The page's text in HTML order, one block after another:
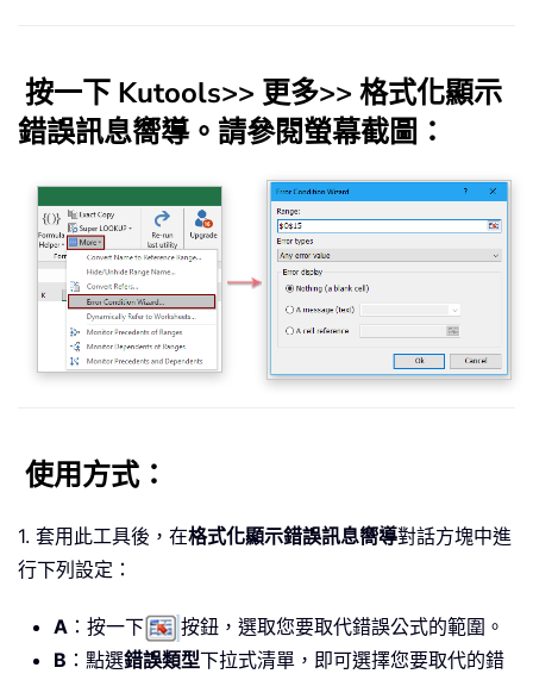
按一下 Kutools>> 更多>> 格式化顯示
錯誤訊息嚮導。請參閱螢幕截圖：
使用方式：
1. 套用此工具後，在格式化顯示錯誤訊息嚮導對話方塊中進
行下列設定：
A ：按一下
按鈕，選取您要取代錯誤公式的範圍。
B ：點選錯誤類型下拉式清單，即可選擇您要取代的錯